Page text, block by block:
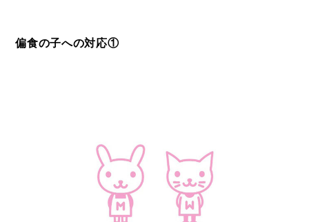
偏食の子への対応①